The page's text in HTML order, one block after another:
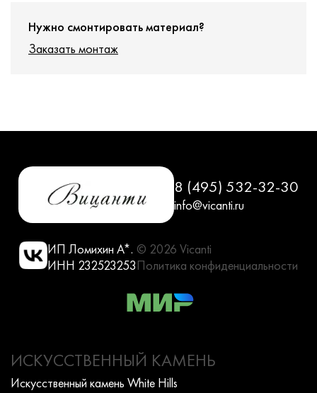
Нужно смонтировать материал?
Заказать монтаж
8 (495) 532-32-30
info@vicanti.ru
ИП Ломихин А*.
ИНН 232523253
© 2026 Vicanti
Политика конфиденциальности
ИСКУССТВЕННЫЙ КАМЕНЬ
Искусcтвенный камень White Hills